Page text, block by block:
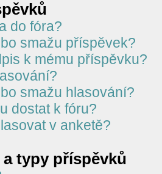
do fóra?
smažu příspěvek?
k mému příspěvku?
smažu hlasování?
dostat k fóru?
v anketě?
typy příspěvků